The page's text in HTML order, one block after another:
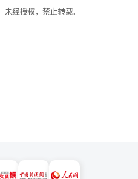
未经授权，禁止转载。